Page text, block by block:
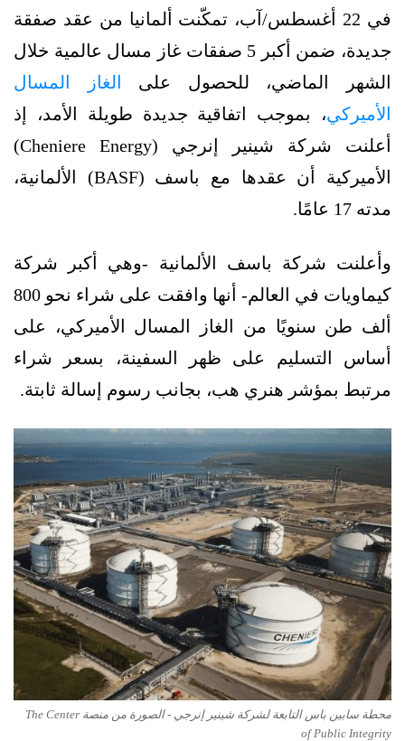
في 22 أغسطس/آب، تمكّنت ألمانيا من عقد صفقة
جديدة، ضمن أكبر 5 صفقات غاز مسال عالمية خلال
الشهر الماضي، للحصول على
الغاز المسال
الأميركي، بموجب اتفاقية جديدة طويلة الأمد، إذ
أعلنت شركة شينير إنرجي (Cheniere Energy)
الأميركية أن عقدها مع باسف (BASF) الألمانية،
مدته 17 عامًا.
وأعلنت شركة باسف الألمانية -وهي أكبر شركة
كيماويات في العالم- أنها وافقت على شراء نحو 800
ألف طن سنويًا من الغاز المسال الأميركي، على
أساس التسليم على ظهر السفينة، بسعر شراء
مرتبط بمؤشر هنري هب، بجانب رسوم إسالة ثابتة.
محطة سابين باس التابعة لشركة شينير إنرجي - الصورة من منصة The Center
of Public Integrity